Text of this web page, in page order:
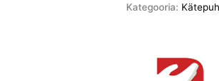
Kategooria: